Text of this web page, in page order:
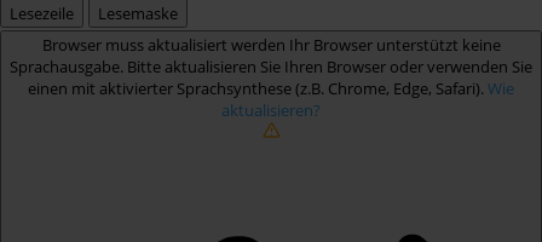
Lesezeile
Lesemaske
Browser muss aktualisiert werden Ihr Browser unterstützt keine
Sprachausgabe. Bitte aktualisieren Sie Ihren Browser oder verwenden Sie
einen mit aktivierter Sprachsynthese (z.B. Chrome, Edge, Safari). Wie
aktualisieren?